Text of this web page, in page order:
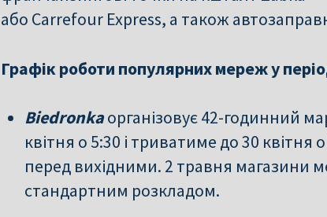
або Carrefour Express, а також
Графік роботи популярних мереж у
Biedronkaорганізовує 42-годинний
квітня о 5:30 і триватиме до 30
перед вихідними. 2 травня магазини
стандартним розкладом.